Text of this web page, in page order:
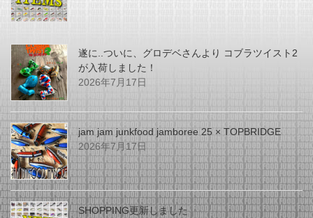
遂に..ついに、グロデベさんより コブラツイスト2
が入荷しました！
2026年7月17日
jam jam junkfood jamboree 25 × TOPBRIDGE
2026年7月17日
SHOPPING更新しました